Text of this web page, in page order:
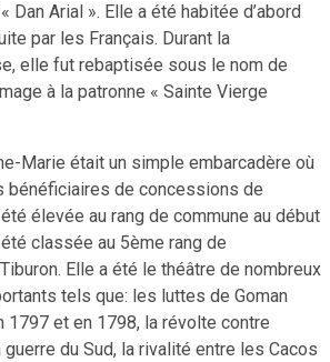
Dan Arial ». Elle a été habitée d’abord
par les Français. Durant la
elle fut rebaptisée sous le nom de
à la patronne « Sainte Vierge
Marie était un simple embarcadère où
bénéficiaires de concessions de
élevée au rang de commune au début
classée au 5ème rang de
Elle a été le théâtre de nombreux
tels que: les luttes de Goman
1797 et en 1798, la révolte contre
du Sud, la rivalité entre les Cacos